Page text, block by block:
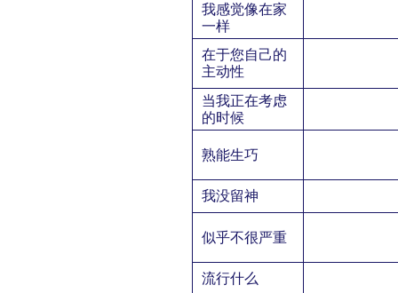
我感觉像在家
一样
在于您自己的
主动性
当我正在考虑
的时候
熟能生巧
我没留神
似乎不很严重
流行什么